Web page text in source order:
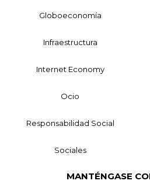
Globoeconomía
Infraestructura
Internet Economy
Ocio
Responsabilidad Social
Sociales
MANTÉNGASE